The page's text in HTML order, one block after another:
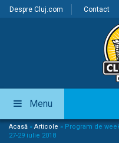
Despre Cluj.com Contact
Menu
Acasă » Articole » Program de
27-29 iulie 2018